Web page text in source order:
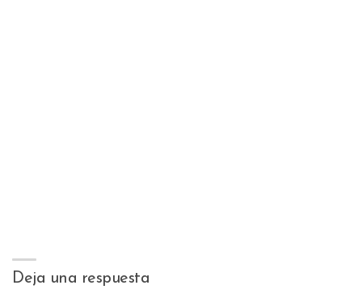
Deja una respuesta